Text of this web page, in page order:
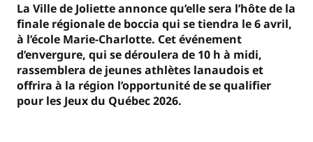
La Ville de Joliette annonce qu’elle sera l’hôte de la
finale régionale de boccia qui se tiendra le 6 avril,
à l’école Marie-Charlotte. Cet événement
d’envergure, qui se déroulera de 10 h à midi,
rassemblera de jeunes athlètes lanaudois et
offrira à la région l’opportunité de se qualifier
pour les Jeux du Québec 2026.